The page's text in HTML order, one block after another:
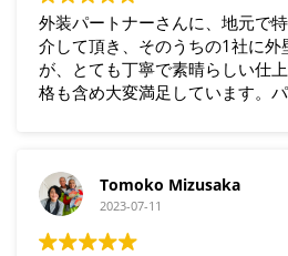
外装パートナーさんに、地元で
介して頂き、そのうちの1社に外
が、とても丁寧で素晴らしい仕
格も含め大変満足しています。
Tomoko Mizusaka
2023-07-11